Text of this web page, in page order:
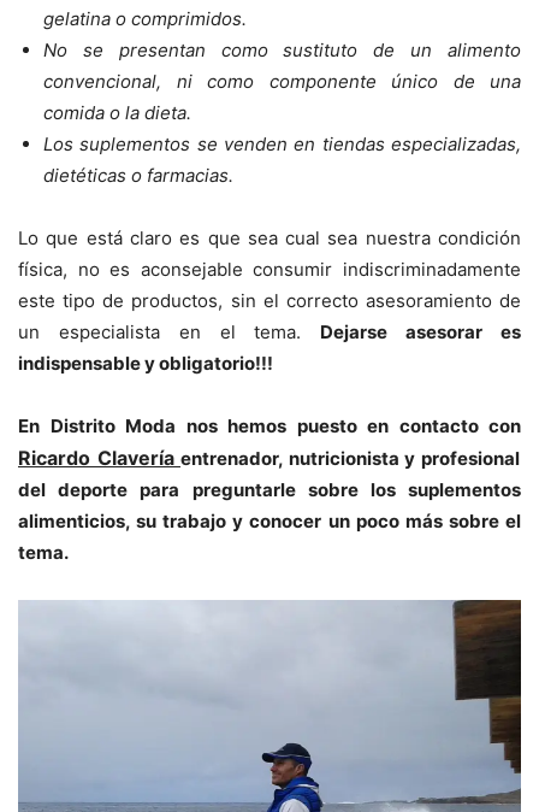
gelatina o comprimidos.
No se presentan como sustituto de un alimento
convencional, ni como componente único de una
comida o la dieta.
Los suplementos se venden en tiendas especializadas,
dietéticas o farmacias.
Lo que está claro es que sea cual sea nuestra condición
física, no es aconsejable consumir indiscriminadamente
este tipo de productos, sin el correcto asesoramiento de
un especialista en el tema. Dejarse asesorar es
indispensable y obligatorio!!!
En Distrito Moda nos hemos puesto en contacto con
Ricardo Clavería entrenador, nutricionista y profesional
del deporte para preguntarle sobre los suplementos
alimenticios, su trabajo y conocer un poco más sobre el
tema.